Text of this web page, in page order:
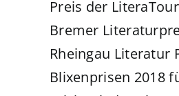
Preis der
Bremer
Rheingau Literatur
Blixenprisen 2018